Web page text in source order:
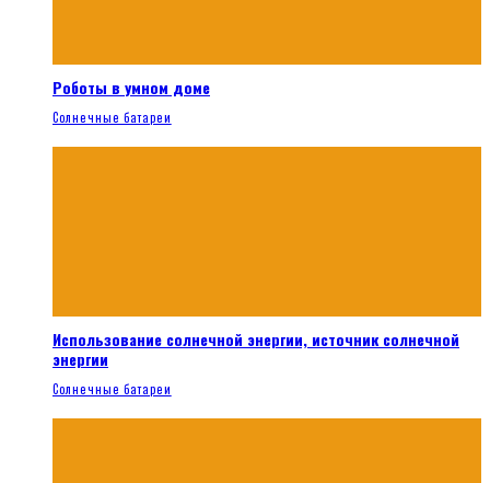
Роботы в умном доме
Солнечные батареи
Использование солнечной энергии, источник солнечной
энергии
Солнечные батареи